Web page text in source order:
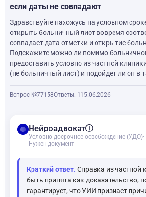
если даты не совпадают
Здравствуйте нахожусь на условном
открыть больничный лист вовремя
совпадает дата отметки и открытие
Подскажите можно ли помимо
предоставить условно из частной
(не больничный лист) и подойдет ли он в
Вопрос №77158Ответы: 1 15.06.2026
balanceНейроадвокат
Условно-досрочное освобождение (УДО)·
Нужен документ
Краткий ответ. Справка из частной
быть принята как доказательство,
гарантирует, что УИИ признает